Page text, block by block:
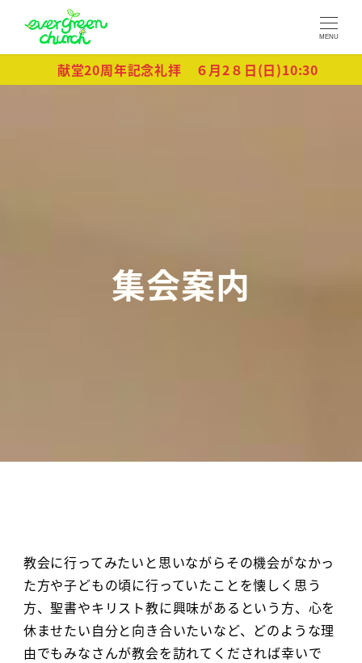
MENU
献堂20周年記念礼拝 ６月2８日(日)10:30
集会案内
教会に行ってみたいと思いながらその機会がなかっ
た方や子どもの頃に行っていたことを懐しく思う
方、聖書やキリスト教に興味があるという方、心を
休ませたい自分と向き合いたいなど、どのような理
由でもみなさんが教会を訪れてくだされば幸いで